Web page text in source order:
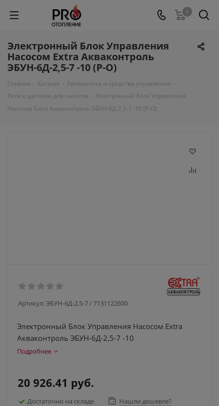
0
Электронный Блок Управления
Насосом Extra Акваконтроль
ЭБУН-6Д-2,5-7 -10 (Р-О)
Главная - Каталог - Автоматика и средства управления -
Реле и датчики для насосов - Электронный Блок Управления
Насосом Extra Акваконтроль ЭБУН-6Д-2,5-7 -10 (Р-О)
Артикул:ЭБУН-6Д-2,5-7 / 7131122600
Электронный Блок Управления Насосом Extra
Акваконтроль ЭБУН-6Д-2,5-7 -10
Подробнее
20 926.41 руб.
Достаточно на складе Нашли дешевле?